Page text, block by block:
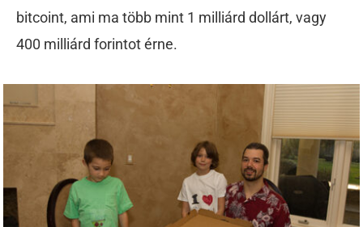
bitcoint, ami ma több mint 1 milliárd dollárt, vagy
400 milliárd forintot érne.